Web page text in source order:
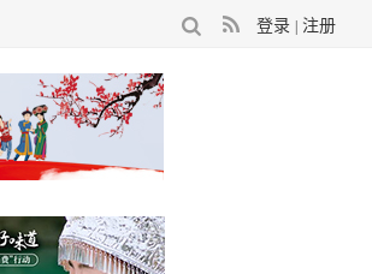
登录 注册